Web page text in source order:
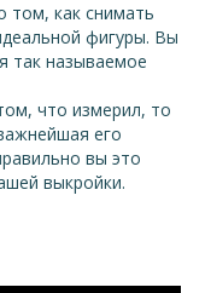
том, как снимать
фигуры. Вы
так называемое
что измерил, то
его
вы это
выкройки.